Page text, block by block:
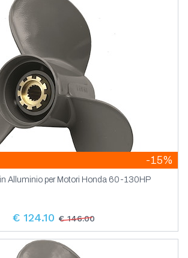
-15%
in Alluminio per Motori Honda 60-130HP
€ 124.10 € 146.00